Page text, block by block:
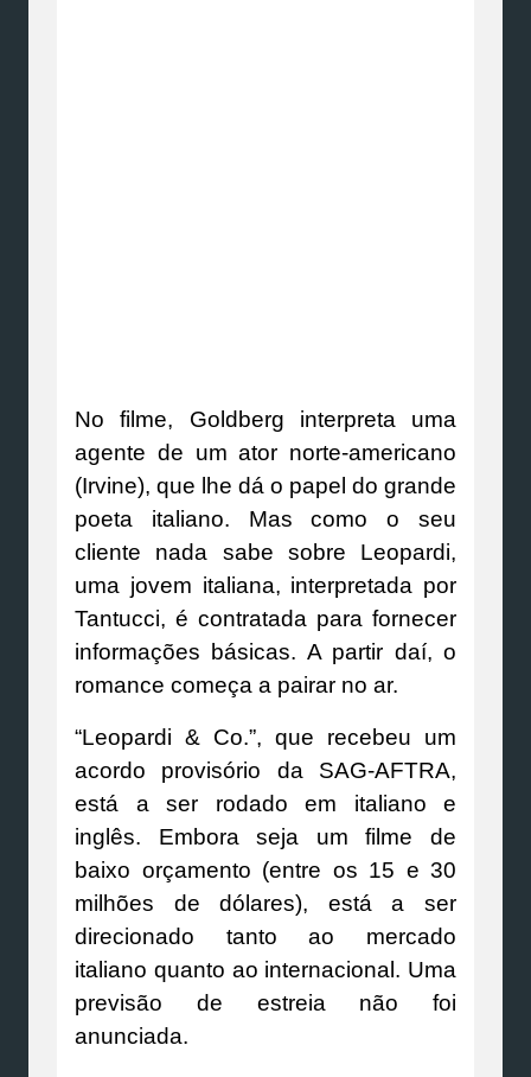
No filme, Goldberg interpreta uma
agente de um ator norte-americano
(Irvine), que lhe dá o papel do grande
poeta italiano. Mas como o seu
cliente nada sabe sobre Leopardi,
uma jovem italiana, interpretada por
Tantucci, é contratada para fornecer
informações básicas. A partir daí, o
romance começa a pairar no ar.
“Leopardi & Co.”, que recebeu um
acordo provisório da SAG-AFTRA,
está a ser rodado em italiano e
inglês. Embora seja um filme de
baixo orçamento (entre os 15 e 30
milhões de dólares), está a ser
direcionado tanto ao mercado
italiano quanto ao internacional. Uma
previsão de estreia não foi
anunciada.